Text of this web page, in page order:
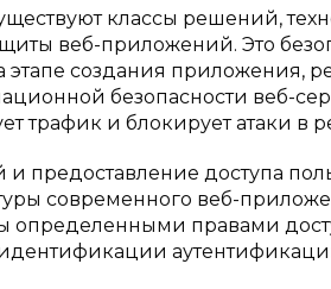
классы решений,
веб-приложений. Это
создания приложения,
безопасности веб-
трафик и блокирует атаки в
предоставление доступа
современного веб-
определенными правами